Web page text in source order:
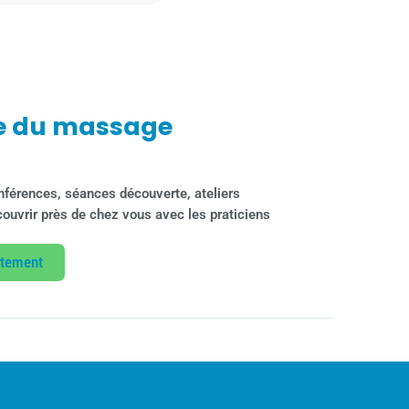
du massage
séances découverte, ateliers
près de chez vous avec les praticiens